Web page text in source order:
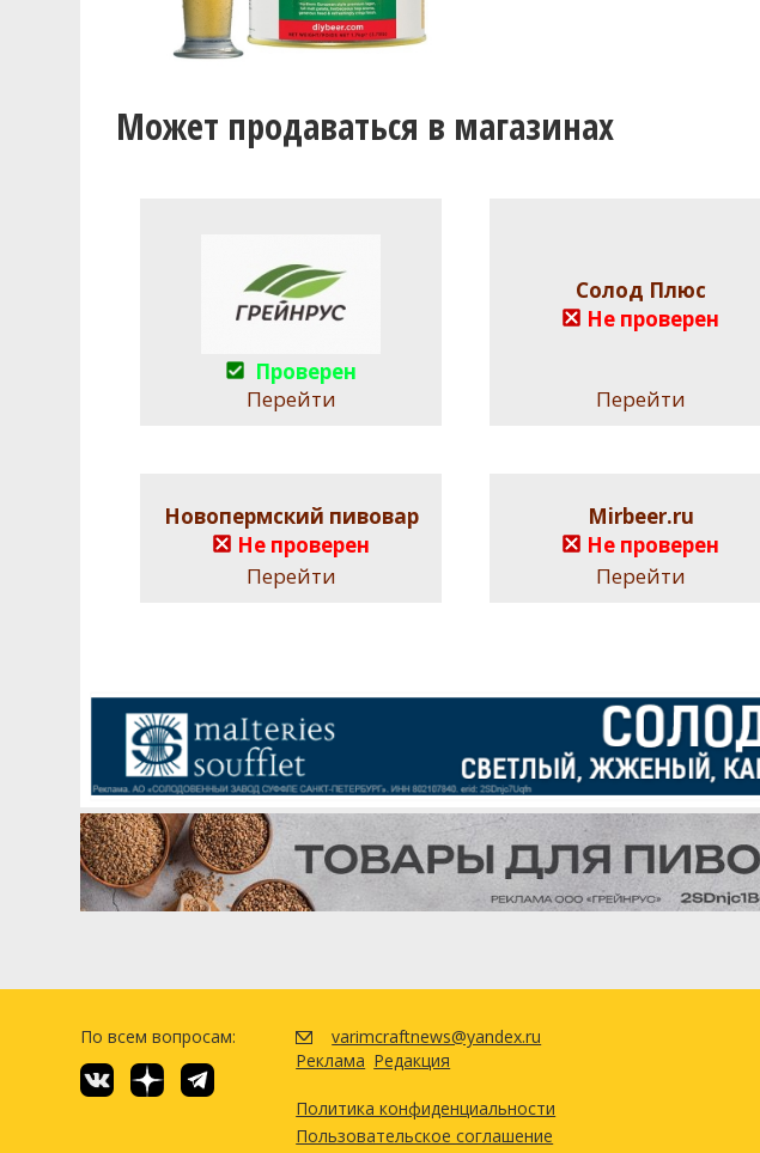
Может продаваться в магазинах
Проверен
Перейти
Солод Плюс
Не проверен
Перейти
Новопермский пивовар
Не проверен
Перейти
Mirbeer.ru
Не проверен
Перейти
По всем вопросам:
varimcraftnews@yandex.ru
Реклама Редакция
Политика конфиденциальности
Пользовательское соглашение